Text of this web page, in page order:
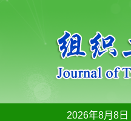
2026年8月8日